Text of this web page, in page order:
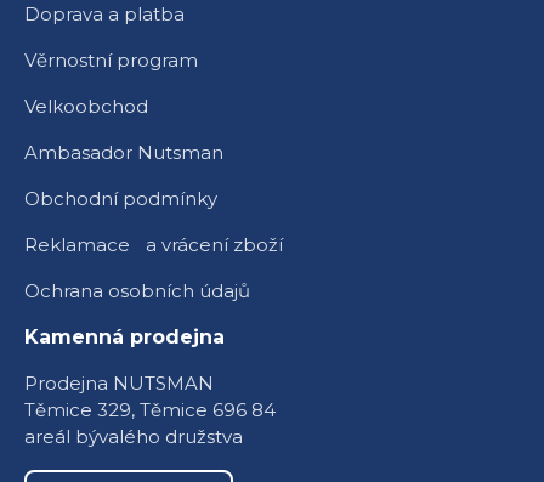
Doprava a platba
Věrnostní program
Velkoobchod
Ambasador Nutsman
Obchodní podmínky
Reklamace a vrácení zboží
Ochrana osobních údajů
Kamenná prodejna
Prodejna NUTSMAN
Těmice 329, Těmice 696 84
areál bývalého družstva